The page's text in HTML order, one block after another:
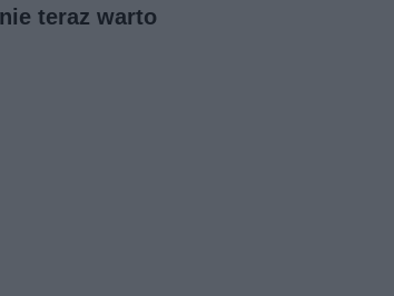
teraz warto